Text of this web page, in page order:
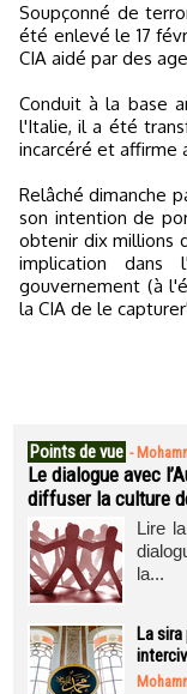
Soupçonné de
été enlevé le 17
CIA aidé par des
Conduit à la base
l'Italie, il a été
incarcéré et affirme
Relâché dimanche
son intention de
obtenir dix millions
implication
gouvernement (à
la CIA de le
Points de vue -
Le dialogue avec
diffuser la culture
Lire
la...
La